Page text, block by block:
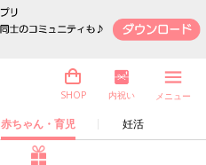
赤ちゃん・育児 妊活
SHOP 内祝い メニュー